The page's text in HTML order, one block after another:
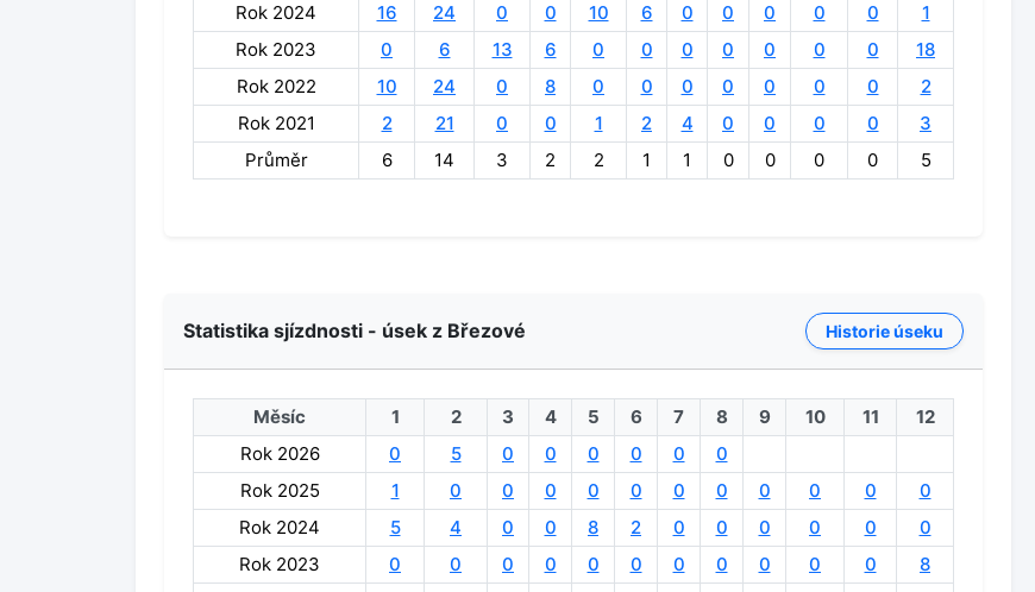
Rok 2024
16 24 0 0 10 6 0 0 0 0 0
1
Rok 2023
0 6 13 6 0 0 0 0 0 0 0
18
Rok 2022
10 24 0 8 0 0 0 0 0 0 0
2
Rok 2021
2 21 0 0 1 2 4 0 0 0 0
3
Průměr
6 14 3 2 2 1 1 0 0 0 0 5
Statistika sjízdnosti - úsek z Březové Historie úseku
Měsíc 1 2 3 4 5 6 7 8 9 10 11
12
Rok 2026
0 5 0 0 0 0 0
0
Rok 2025
1 0 0 0 0 0 0 0 0 0 0
0
Rok 2024
5 4 0 0 8 2 0 0 0 0 0
0
Rok 2023
0 0 0 0 0 0 0 0 0 0 0
8